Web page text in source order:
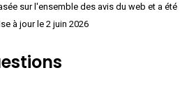
sur l'ensemble des avis du web et a été
à jour le 2 juin 2026